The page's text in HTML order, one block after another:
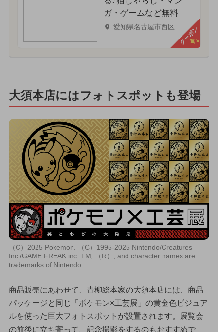
ガ・ゲームなど無料
愛知県名古屋市西区 クーポン
大須本店にはフォトスポットも登場
（C）2025 Pokemon. （C）1995-2025 Nintendo/Creatures
Inc./GAME FREAK inc. TM, （R）, and character names are
trademarks of Nintendo.
商品販売にあわせて、青柳総本家の大須本店には、商品
パッケージと同じ「ポケモン×工芸展」の黄金色ビジュア
ルを使った巨大フォトスポットが設置されます。展覧会
の前後に立ち寄って、記念撮影をするのもおすすめで